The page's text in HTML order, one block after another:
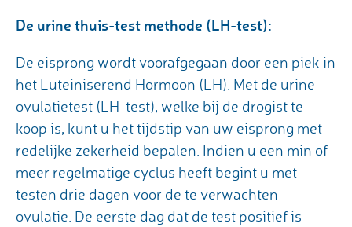
De urine thuis-test methode (LH-test):
De eisprong wordt voorafgegaan door een piek in
het Luteiniserend Hormoon (LH). Met de urine
ovulatietest (LH-test), welke bij de drogist te
koop is, kunt u het tijdstip van uw eisprong met
redelijke zekerheid bepalen. Indien u een min of
meer regelmatige cyclus heeft begint u met
testen drie dagen voor de te verwachten
ovulatie. De eerste dag dat de test positief is